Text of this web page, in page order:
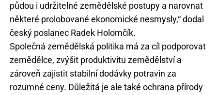
půdou i udržitelné zemědělské postupy a narovnat
některé prolobované ekonomické nesmysly,“ dodal
český poslanec Radek Holomčík.
Společná zemědělská politika má za cíl podporovat
zemědělce, zvýšit produktivitu zemědělství a
zároveň zajistit stabilní dodávky potravin za
rozumné ceny. Důležitá je ale také ochrana přírody